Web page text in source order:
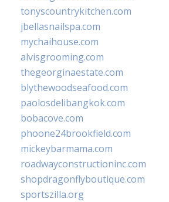
tonyscountrykitchen.com
jbellasnailspa.com
mychaihouse.com
alvisgrooming.com
thegeorginaestate.com
blythewoodseafood.com
paolosdelibangkok.com
bobacove.com
phoone24brookfield.com
mickeybarmama.com
roadwayconstructioninc.com
shopdragonflyboutique.com
sportszilla.org